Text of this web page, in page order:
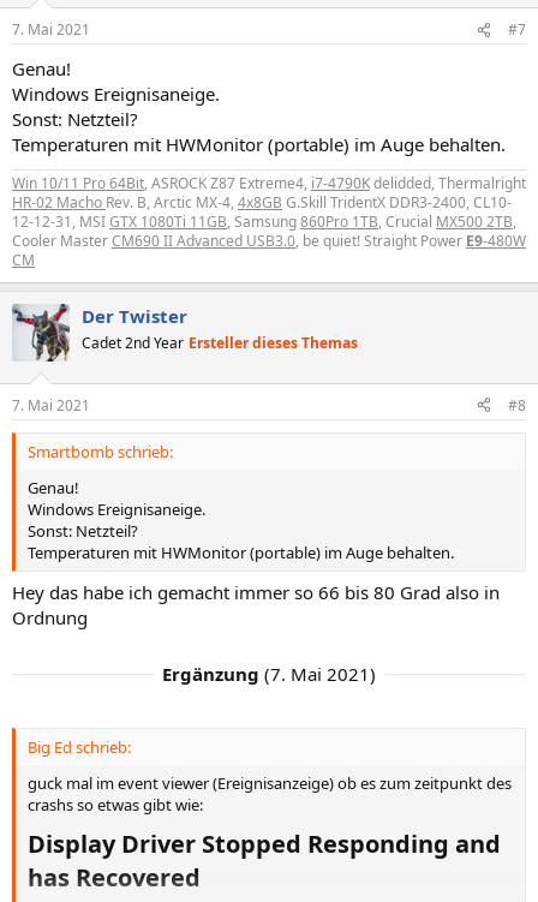
7. Mai 2021 #7
Genau!
Windows Ereignisaneige.
Sonst: Netzteil?
Temperaturen mit HWMonitor (portable) im Auge behalten.
Win 10/11 Pro 64Bit, ASROCK Z87 Extreme4, i7-4790Kdelidded, Thermalright
HR-02 Macho Rev. B, Arctic MX-4, 4x8GB G.Skill TridentX DDR3-2400, CL10-
12-12-31, MSIGTX 1080Ti 11GB, Samsung860Pro 1TB, Crucial MX500 2TB,
Cooler MasterCM690 II Advanced USB3.0, be quiet! Straight Power E9-480W
CM
Der Twister
Cadet 2nd Year Ersteller dieses Themas
7. Mai 2021 #8
Smartbomb schrieb:
Genau!
Windows Ereignisaneige.
Sonst: Netzteil?
Temperaturen mit HWMonitor (portable) im Auge behalten.
Hey das habe ich gemacht immer so 66 bis 80 Grad also in
Ordnung
Ergänzung (7. Mai 2021)
Big Ed schrieb:
guck mal im event viewer (Ereignisanzeige) ob es zum zeitpunkt des
crashs so etwas gibt wie:
Display Driver Stopped Responding and
has Recovered​